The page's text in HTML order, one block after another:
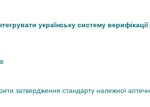
українську систему
затвердження стандарту належної